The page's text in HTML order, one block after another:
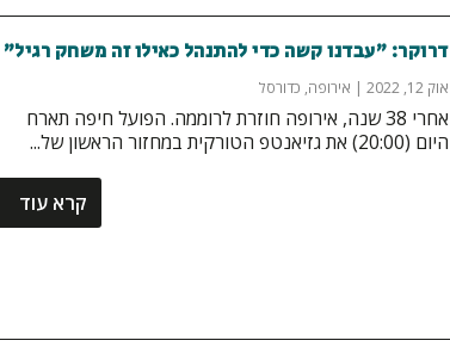
דרוקר: "עבדנו קשה כדי להתנהל כאילו זה משחק רגיל"
אוק 12, 2022 | אירופה, כדורסל
אחרי 38 שנה, אירופה חוזרת לרוממה. הפועל חיפה תארח
היום (20:00) את גזיאנטפ הטורקית במחזור הראשון של...
קרא עוד